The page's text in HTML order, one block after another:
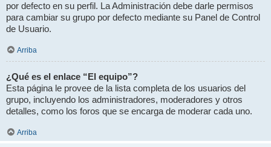
por defecto en su perfil. La Administración debe darle permisos
para cambiar su grupo por defecto mediante su Panel de Control
de Usuario.
Arriba
¿Qué es el enlace “El equipo”?
Esta página le provee de la lista completa de los usuarios del
grupo, incluyendo los administradores, moderadores y otros
detalles, como los foros que se encarga de moderar cada uno.
Arriba